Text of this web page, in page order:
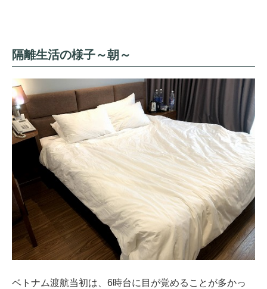
隔離生活の様子～朝～
ベトナム渡航当初は、6時台に目が覚めることが多かっ